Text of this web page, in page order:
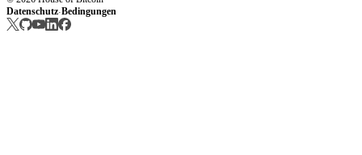
Datenschutz·Bedingungen